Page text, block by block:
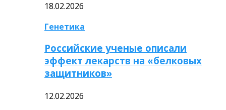
18.02.2026
Генетика
Российские ученые описали
эффект лекарств на «белковых
защитников»
12.02.2026